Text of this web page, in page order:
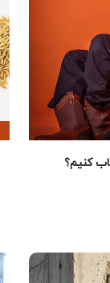
کنیم؟